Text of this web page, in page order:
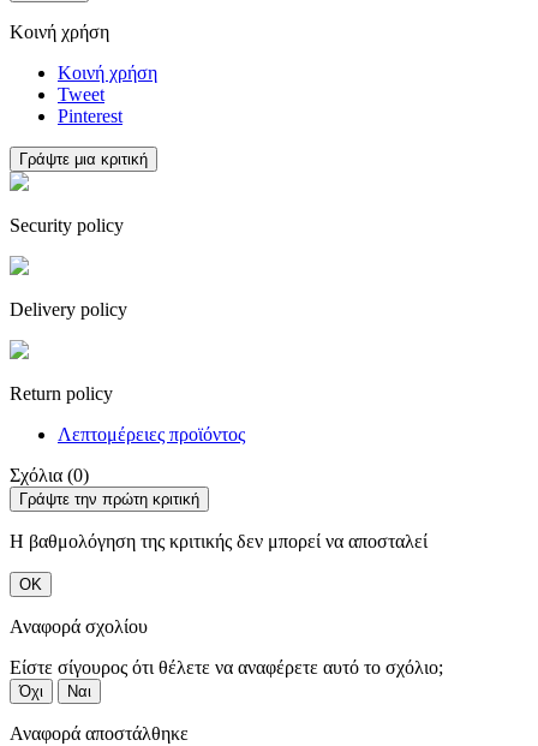
Κοινή χρήση
Κοινή χρήση
Tweet
Pinterest
Γράψτε μια κριτική
Security policy
Delivery policy
Return policy
Λεπτομέρειες προϊόντος
Σχόλια (0)
Γράψτε την πρώτη κριτική
Η βαθμολόγηση της κριτικής δεν μπορεί να αποσταλεί
ΟΚ
Αναφορά σχολίου
Είστε σίγουρος ότι θέλετε να αναφέρετε αυτό το σχόλιο;
Όχι Ναι
Αναφορά αποστάλθηκε